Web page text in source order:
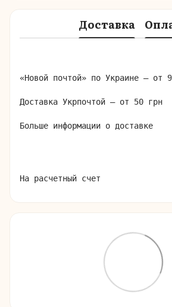
Доставка
«Новой почтой» по Украине – от
Доставка Укрпочтой – от 50 грн
Больше информации о доставке
На расчетный счет